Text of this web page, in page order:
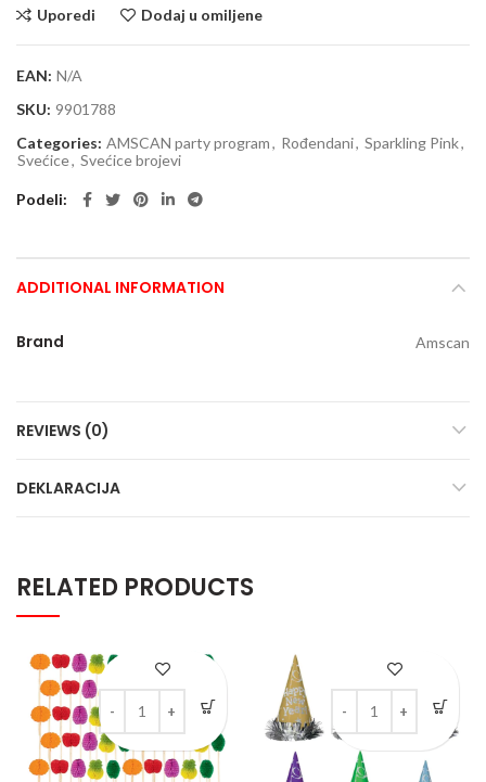
Uporedi Dodaj u omiljene
EAN: N/A
SKU: 9901788
Categories: AMSCAN party program, Rođendani, Sparkling Pink,
Svećice, Svećice brojevi
Podeli
ADDITIONAL INFORMATION
Brand Amscan
REVIEWS (0)
DEKLARACIJA
RELATED PRODUCTS
Koktel štapici Fruit 1/50 10cm quantityUkrasne kape New